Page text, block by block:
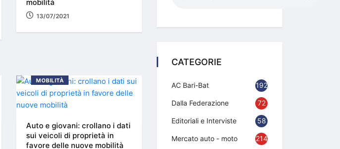
mobilità
13/07/2021
MOBILITÀ
Auto e giovani: crollano i dati
sui veicoli di proprietà in
favore delle nuove mobilità
CATEGORIE
AC Bari-Bat 192
Dalla Federazione 72
Editoriali e Interviste 58
Mercato auto - moto 214